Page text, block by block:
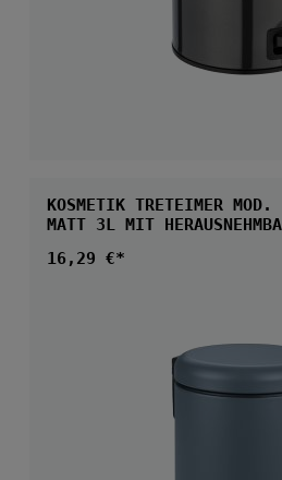
KOSMETIK TRETEIMER MOD.
MATT 3L MIT
Regulärer Preis:
16,29 €*